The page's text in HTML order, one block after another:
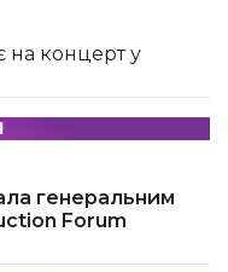
на концерт у
генеральним
Forum